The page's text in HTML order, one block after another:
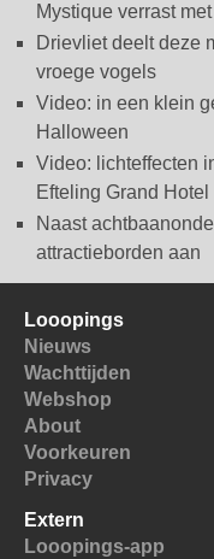
Mystique verrast
Drievliet deelt deze
vroege vogels
Video: in een klein
Halloween
Video: lichteffecten
Efteling Grand Hotel
Naast
attractieborden aan
Looopings
Nieuws
Wachttijden
Webshop
About
Voorkeuren
Privacy
Extern
Looopings-app